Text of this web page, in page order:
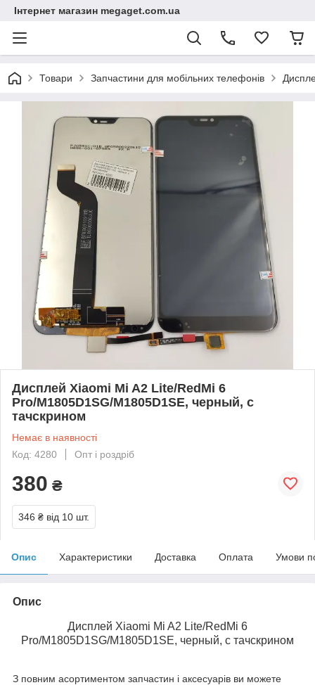
Інтернет магазин megaget.com.ua
Товари Запчастини для мобільних телефонів
Дисплей Xiaomi Mi A2 Lite/RedMi 6
Pro/M1805D1SG/M1805D1SE, черный, с
тачскрином
Немає в наявності
Код: 4280
Опт і роздріб
380 ₴
346 ₴ від 10 шт.
Опис Характеристики Доставка Оплата Умови
Опис
Дисплей Xiaomi Mi A2 Lite/RedMi 6
Pro/M1805D1SG/M1805D1SE, черный, с тачскрином
З повним асортиментом запчастин і аксесуарів ви можете